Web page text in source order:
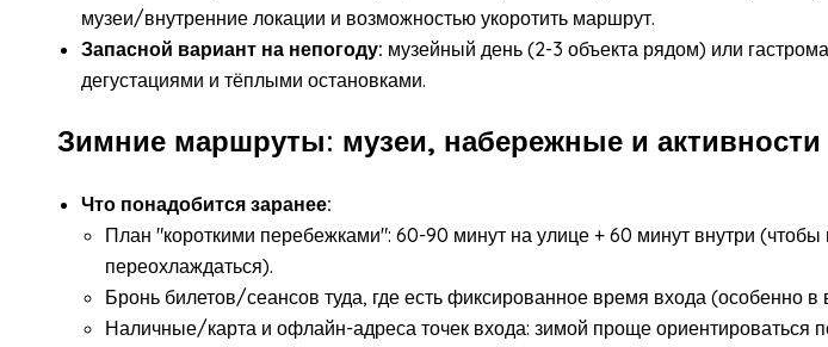
музеи/внутренние локации и возможностью укоротить маршрут.
Запасной вариант на непогоду: музейный день (2-3 объекта рядом) или
дегустациями и тёплыми остановками.
Зимние маршруты: музеи, набережные и активности
Что понадобится заранее:
План "короткими перебежками": 60-90 минут на улице + 60 минут внутри (чтобы
переохлаждаться).
Бронь билетов/сеансов туда, где есть фиксированное время входа (особенно
Наличные/карта и офлайн-адреса точек входа: зимой проще ориентироваться